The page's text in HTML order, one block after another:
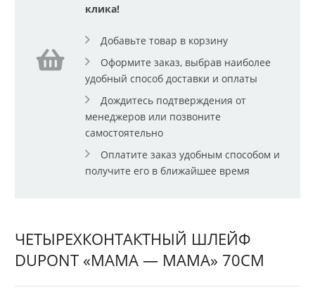
клика!
Добавьте товар в корзину
Оформите заказ, выбрав наиболее
удобный способ доставки и оплаты
Дождитесь подтверждения от
менеджеров или позвоните
самостоятельно
Оплатите заказ удобным способом и
получите его в ближайшее время
ЧЕТЫРЕХКОНТАКТНЫЙ ШЛЕЙФ
DUPONT «МАМА — МАМА» 70СМ